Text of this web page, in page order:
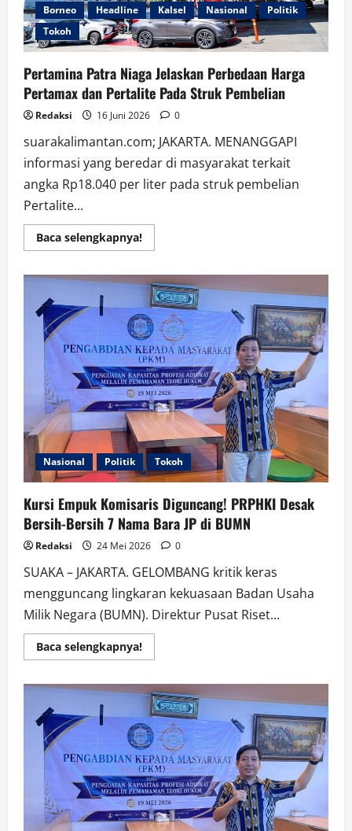
Borneo Headline Kalsel Nasional
Politik
Tokoh
Pertamina Patra Niaga Jelaskan Perbedaan Harga
Pertamax dan Pertalite Pada Struk Pembelian
Redaksi 16 Juni 2026 0
suarakalimantan.com; JAKARTA. MENANGGAPI
informasi yang beredar di masyarakat terkait
angka Rp18.040 per liter pada struk pembelian
Pertalite...
Baca selengkapnya!Read
more
Patra
Niaga
Jelaskan
Perbedaan
Harga
Pertamax
dan
Pertalite
Pada
Struk
Pembelian
Nasional Politik Tokoh
Kursi Empuk Komisaris Diguncang! PRPHKI Desak
Bersih-Bersih 7 Nama Bara JP di BUMN
Redaksi 24 Mei 2026 0
SUAKA – JAKARTA. GELOMBANG kritik keras
mengguncang lingkaran kekuasaan Badan Usaha
Milik Negara (BUMN). Direktur Pusat Riset...
Baca selengkapnya!Read
more
Empuk
Komisaris
Diguncang!
PRPHKI
Desak
Bersih-
Bersih
7
Nama
Bara
JP
di
BUMN